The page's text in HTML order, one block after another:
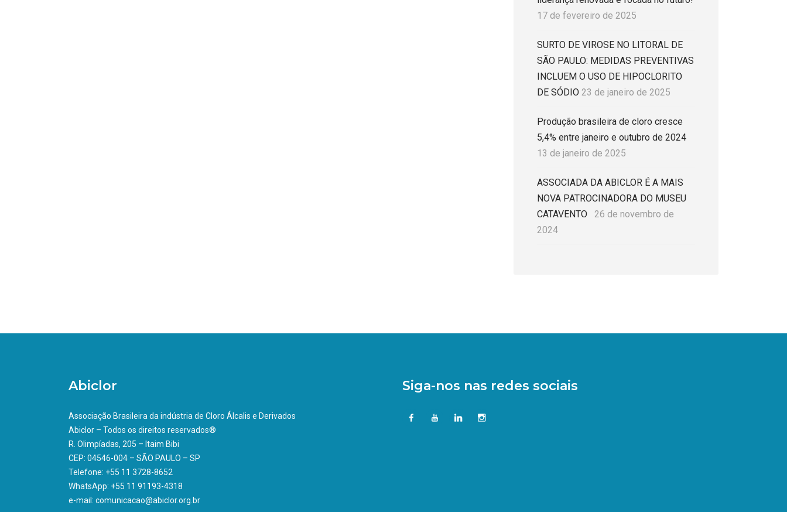
17 de fevereiro de 2025
SURTO DE VIROSE NO LITORAL DE
SÃO PAULO: MEDIDAS PREVENTIVAS
INCLUEM O USO DE HIPOCLORITO
DE SÓDIO 23 de janeiro de 2025
Produção brasileira de cloro cresce
5,4% entre janeiro e outubro de 2024
13 de janeiro de 2025
ASSOCIADA DA ABICLOR É A MAIS
NOVA PATROCINADORA DO MUSEU
CATAVENTO
26 de novembro de
2024
Abiclor
Associação Brasileira da indústria de Cloro Álcalis e Derivados
Abiclor – Todos os direitos reservados®
R. Olimpíadas, 205 – Itaim Bibi
CEP: 04546-004 – SÃO PAULO – SP
Telefone: +55 11 3728-8652
WhatsApp: +55 11 91193-4318
e-mail: comunicacao@abiclor.org.br
Siga-nos nas redes sociais